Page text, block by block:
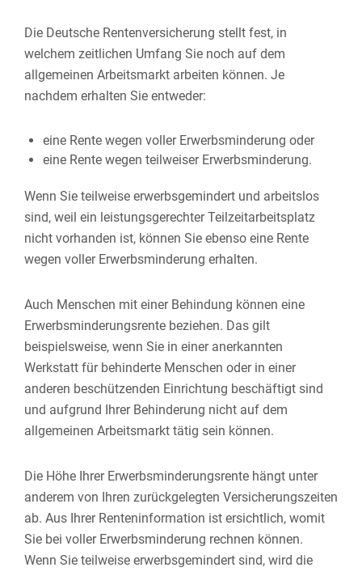
Die Deutsche Rentenversicherung stellt fest, in
welchem zeitlichen Umfang Sie noch auf dem
allgemeinen Arbeitsmarkt arbeiten können. Je
nachdem erhalten Sie entweder:
eine Rente wegen voller Erwerbsminderung oder
eine Rente wegen teilweiser Erwerbsminderung.
Wenn Sie teilweise erwerbsgemindert und arbeitslos
sind, weil ein leistungsgerechter Teilzeitarbeitsplatz
nicht vorhanden ist, können Sie ebenso eine Rente
wegen voller Erwerbsminderung erhalten.
Auch Menschen mit einer Behindung können eine
Erwerbsminderungsrente beziehen. Das gilt
beispielsweise, wenn Sie in einer anerkannten
Werkstatt für behinderte Menschen oder in einer
anderen beschützenden Einrichtung beschäftigt sind
und aufgrund Ihrer Behinderung nicht auf dem
allgemeinen Arbeitsmarkt tätig sein können.
Die Höhe Ihrer Erwerbsminderungsrente hängt unter
anderem von Ihren zurückgelegten Versicherungszeiten
ab. Aus Ihrer Renteninformation ist ersichtlich, womit
Sie bei voller Erwerbsminderung rechnen können.
Wenn Sie teilweise erwerbsgemindert sind, wird die